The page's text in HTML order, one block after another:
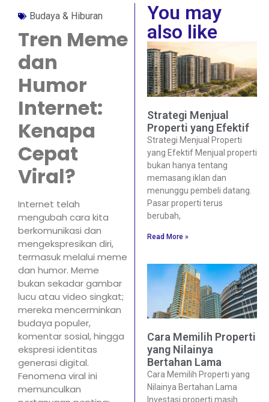
Budaya & Hiburan
Tren Meme
dan
Humor
Internet:
Kenapa
Cepat
Viral?
Internet telah
mengubah cara kita
berkomunikasi dan
mengekspresikan diri,
termasuk melalui meme
dan humor. Meme
bukan sekadar gambar
lucu atau video singkat;
mereka mencerminkan
budaya populer,
komentar sosial, hingga
ekspresi identitas
generasi digital.
Fenomena viral ini
memunculkan
You may
also like
Strategi Menjual
Properti yang Efektif
Strategi Menjual Properti
yang Efektif Menjual properti
bukan hanya tentang
memasang iklan dan
menunggu pembeli datang.
Pasar properti terus
berubah,
Read More »
Cara Memilih Properti
yang Nilainya
Bertahan Lama
Cara Memilih Properti yang
Nilainya Bertahan Lama
Investasi properti masih